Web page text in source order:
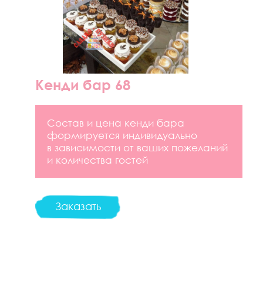
Кенди бар 68
Состав и цена кенди бара
формируется индивидуально
в зависимости от ваших пожеланий
и количества гостей
Заказать